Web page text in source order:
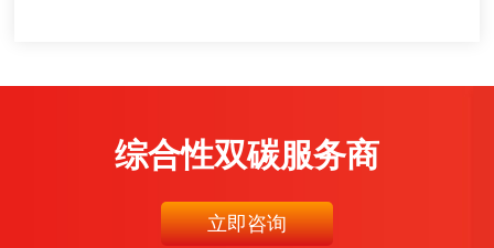
综合性双碳服务商
立即咨询